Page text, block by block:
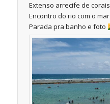
Extenso arrecife de corais
Encontro do rio com o mar
Parada pra banho e foto